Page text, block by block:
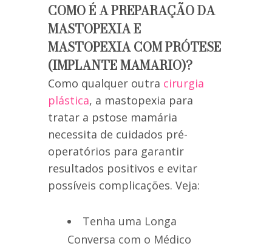
COMO É A PREPARAÇÃO DA
MASTOPEXIA E
MASTOPEXIA COM PRÓTESE
(IMPLANTE MAMARIO)?
Como qualquer outra cirurgia
plástica, a mastopexia para
tratar a pstose mamária
necessita de cuidados pré-
operatórios para garantir
resultados positivos e evitar
possíveis complicações. Veja:
Tenha uma Longa
Conversa com o Médico